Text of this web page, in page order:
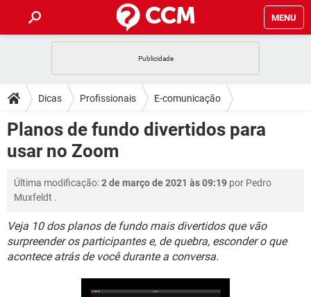
MENU
CELULAR FACEBOOK
OUTLOOK EXCEL
INSTAGRAM
DICAS
JOGOS
CELULAR FACEBOOK
INSTAGRAM GMAIL
DOWNLOADS
JOGOS
OUTLOOK
INSTAGRAM GMAIL
GUIA DE COMPRAS
FÓRUM
JOGOS WHATSAPP
OUTLOOK EXCEL
INSTAGRAM GMAIL
GUIA DE COMPRAS
GLOSSÁRIO
JOGOS WHATSAPP
CELULAR FACEBOOK
GMAIL
Dicas Profissionais E-comunicação
Planos de fundo divertidos para
usar no Zoom
Última modificação:2 de março de 2021 às 09:19 por Pedro
Muxfeldt .
Veja 10 dos planos de fundo mais divertidos que vão
surpreender os participantes e, de quebra, esconder o que
acontece atrás de você durante a conversa.